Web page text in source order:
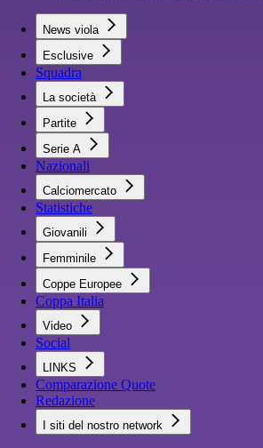
News viola
Esclusive
Squadra
La società
Partite
Serie A
Nazionali
Calciomercato
Statistiche
Giovanili
Femminile
Coppe Europee
Coppa Italia
Video
Social
LINKS
Comparazione Quote
Redazione
I siti del nostro network